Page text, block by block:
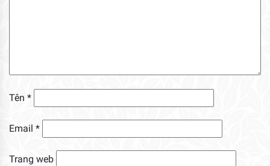
Tên *
Email *
Trang web